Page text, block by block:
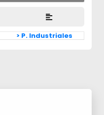
> P. Industriales